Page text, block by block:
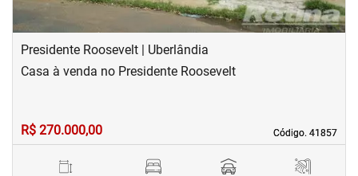
Presidente Roosevelt | Uberlândia
Código. 41857
Código. 41857
Casa à venda no Presidente Roosevelt
R$ 270.000,00